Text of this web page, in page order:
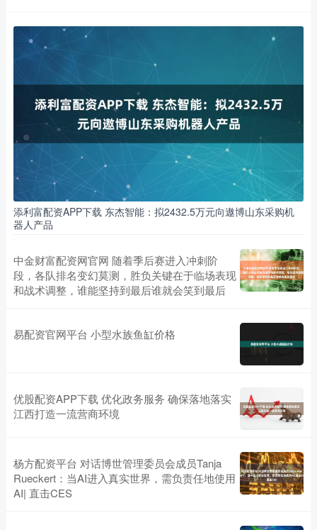
添利富配资APP下载 东杰智能：拟2432.5万元向遨博山东采购机
器人产品
中金财富配资网官网 随着季后赛进入冲刺阶
段，各队排名变幻莫测，胜负关键在于临场表现
和战术调整，谁能坚持到最后谁就会笑到最后
易配资官网平台 小型水族鱼缸价格
优股配资APP下载 优化政务服务 确保落地落实
江西打造一流营商环境
杨方配资平台 对话博世管理委员会成员Tanja
Rueckert：当AI进入真实世界，需负责任地使用
AI| 直击CES